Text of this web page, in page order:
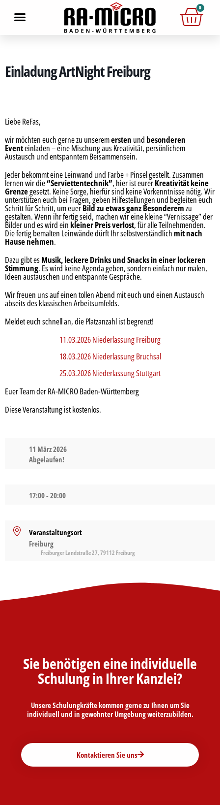
0
Einladung ArtNight Freiburg
Liebe ReFas,
wir möchten euch gerne zu unseremersten und besonderen
Eventeinladen – eine Mischung aus Kreativität, persönlichem
Austausch und entspanntem Beisammensein.
Jeder bekommt eine Leinwand und Farbe + Pinsel gestellt. Zusammen
lernen wir die“Serviettentechnik”, hier ist eurerKreativität keine
Grenzegesetzt. Keine Sorge, hierfür sind keine Vorkenntnisse nötig. Wir
unterstützen euch bei Fragen, geben Hilfestellungen und begleiten euch
Schritt für Schritt, um euerBild zu etwas ganz Besonderemzu
gestalten. Wenn ihr fertig seid, machen wir eine kleine “Vernissage” der
Bilder und es wird ein kleiner Preis verlost, für alle Teilnehmenden.
Die fertig bemalten Leinwände dürft Ihr selbstverständlich mit nach
Hause nehmen.
Dazu gibt esMusik, leckere Drinks und Snacks in einer lockeren
Stimmung. Es wird keine Agenda geben, sondern einfach nur malen,
Ideen austauschen und entspannte Gespräche.
Wir freuen uns auf einen tollen Abend mit euch und einen Austausch
abseits des klassischen Arbeitsumfelds.
Meldet euch schnell an, die Platzanzahl ist begrenzt!
11.03.2026 Niederlassung Freiburg
18.03.2026 Niederlassung Bruchsal
25.03.2026 Niederlassung Stuttgart
Euer Team der RA-MICRO Baden-Württemberg
Diese Veranstaltung ist kostenlos.
11 März 2026
Abgelaufen!
17:00 - 20:00
Veranstaltungsort
Freiburg
Freiburger Landstraße 27, 79112 Freiburg
Sie benötigen eine individuelle
Schulung in Ihrer Kanzlei?
Unsere Schulungkräfte kommen gerne zu Ihnen um Sie
individuell und in gewohnter Umgebung weiterzubilden.
Kontaktieren Sie uns